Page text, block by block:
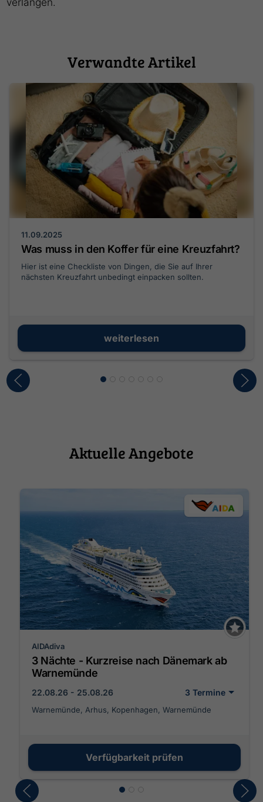
Verwandte Artikel
11.09.2025
Was muss in den Koffer für eine Kreuzfahrt?
Hier ist eine Checkliste von Dingen, die Sie auf Ihrer
nächsten Kreuzfahrt unbedingt einpacken sollten.
weiterlesen
Aktuelle Angebote
AIDAdiva
3 Nächte - Kurzreise nach Dänemark ab
Warnemünde
22.08.26 - 25.08.26 3 Termine
Warnemünde, Arhus, Kopenhagen, Warnemünde
Verfügbarkeit prüfen